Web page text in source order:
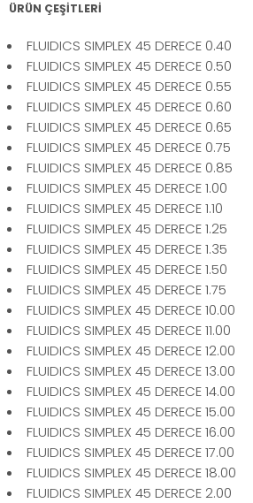
ÜRÜN ÇEŞİTLERİ
FLUIDICS SIMPLEX 45 DERECE 0.40
FLUIDICS SIMPLEX 45 DERECE 0.50
FLUIDICS SIMPLEX 45 DERECE 0.55
FLUIDICS SIMPLEX 45 DERECE 0.60
FLUIDICS SIMPLEX 45 DERECE 0.65
FLUIDICS SIMPLEX 45 DERECE 0.75
FLUIDICS SIMPLEX 45 DERECE 0.85
FLUIDICS SIMPLEX 45 DERECE 1.00
FLUIDICS SIMPLEX 45 DERECE 1.10
FLUIDICS SIMPLEX 45 DERECE 1.25
FLUIDICS SIMPLEX 45 DERECE 1.35
FLUIDICS SIMPLEX 45 DERECE 1.50
FLUIDICS SIMPLEX 45 DERECE 1.75
FLUIDICS SIMPLEX 45 DERECE 10.00
FLUIDICS SIMPLEX 45 DERECE 11.00
FLUIDICS SIMPLEX 45 DERECE 12.00
FLUIDICS SIMPLEX 45 DERECE 13.00
FLUIDICS SIMPLEX 45 DERECE 14.00
FLUIDICS SIMPLEX 45 DERECE 15.00
FLUIDICS SIMPLEX 45 DERECE 16.00
FLUIDICS SIMPLEX 45 DERECE 17.00
FLUIDICS SIMPLEX 45 DERECE 18.00
FLUIDICS SIMPLEX 45 DERECE 2.00